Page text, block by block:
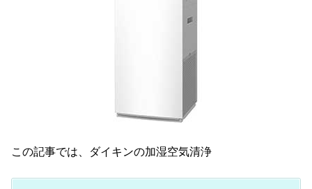
この記事では、ダイキンの加湿空気清浄